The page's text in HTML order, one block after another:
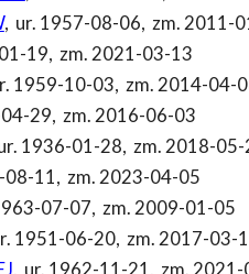
, ur. 1957-08-06, zm. 2011-
19, zm. 2021-03-13
1959-10-03, zm. 2014-04-
29, zm. 2016-06-03
1936-01-28, zm. 2018-
08-11, zm. 2023-04-05
07-07, zm. 2009-01-05
1951-06-20, zm. 2017-03-
, ur. 1962-11-21, zm.